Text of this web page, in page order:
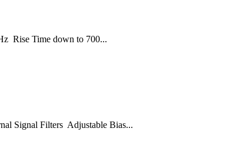
Rise Time down to 700...
Signal Filters Adjustable Bias...